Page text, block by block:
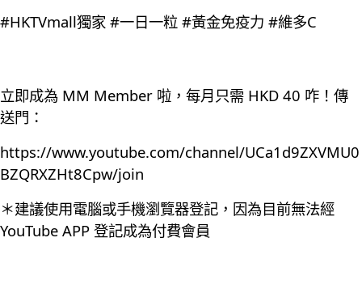
#HKTVmall獨家 #一日一粒 #黃金免疫力 #維多C
立即成為 MM Member 啦，每月只需 HKD 40 咋！傳
送門：
https://www.youtube.com/channel/UCa1d9ZXVMU0
BZQRXZHt8Cpw/join
＊建議使用電腦或手機瀏覽器登記，因為目前無法經
YouTube APP 登記成為付費會員